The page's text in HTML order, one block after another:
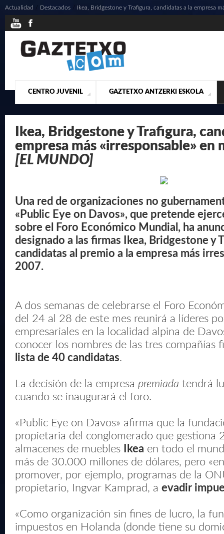
CENTRO JUVENIL
¿QUIENES SOMOS? ACTUALIDAD CONTACTO
GAZTETXO ANTZERKI ESKOLA
PRESENTACIÓN MUSICALES
Actualidad Destacados Ikea, Bridgestone y Trafigura, candidatas a la empresa
Ikea, Bridgestone y Trafigura,
empresa más «irresponsable» en
[EL MUNDO]
Una red de organizaciones no
«Public Eye on Davos», que pretende
sobre el Foro Económico Mundial, ha
designado a las firmas Ikea, Bridgestone y
candidatas al premio a la empresa más
2007.
A dos semanas de celebrarse el Foro
del 24 al 28 de este mes reunirá a líderes
empresariales en la localidad alpina de
conocer los nombres de las tres compañías
lista de 40 candidatas.
La decisión de la empresa premiada tendrá
cuando se inaugurará el foro.
«Public Eye on Davos» afirma que la
propietaria del conglomerado que gestiona
almacenes de muebles
Ikea en todo el
más de 30.000 millones de dólares, pero
promover, por ejemplo, programas de la
propietario, Ingvar Kamprad, a evadir
«Como organización sin fines de lucro, la
impuestos en Holanda (donde tiene su